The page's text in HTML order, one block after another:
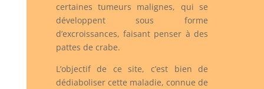
certaines tumeurs malignes, qui se
développent sous forme
d’excroissances, faisant penser à des
pattes de crabe.
L’objectif de ce site, c’est bien de
dédiaboliser cette maladie, connue de